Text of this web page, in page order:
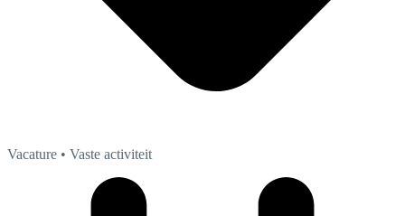
Vacature • Vaste activiteit